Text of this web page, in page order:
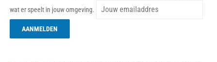
wat er speelt in jouw omgeving.